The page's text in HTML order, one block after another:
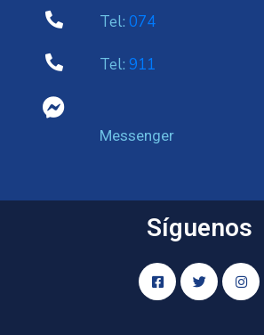
Tel: 074
Tel: 911
Messenger
Síguenos